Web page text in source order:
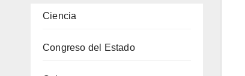
Ciencia
Congreso del Estado